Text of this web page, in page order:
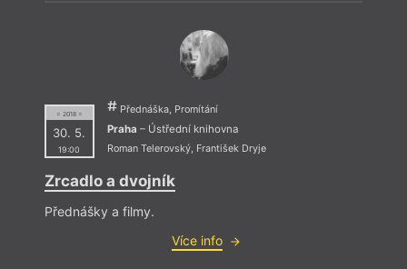
= 2018 =
30. 5.
19:00
Přednáška, Promítání
Praha – Ústřední knihovna
Roman Telerovský František Dryje
Zrcadlo a dvojník
Přednášky a filmy.
Více info